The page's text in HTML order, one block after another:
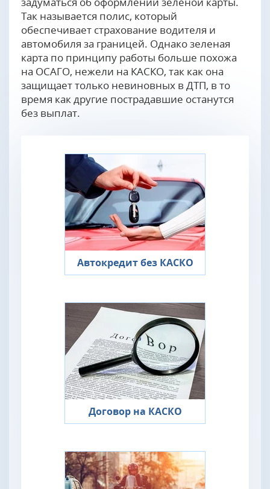
Так называется полис, который
обеспечивает страхование водителя и
автомобиля за границей. Однако зеленая
карта по принципу работы больше похожа
на ОСАГО, нежели на КАСКО, так как она
защищает только невиновных в ДТП, в то
время как другие пострадавшие останутся
без выплат.
Автокредит без КАСКО
Договор на КАСКО